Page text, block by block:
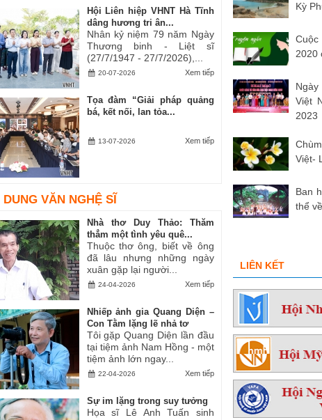
Hội Liên hiệp VHNT Hà Tĩnh
dâng hương tri ân...
Nhân kỷ niệm 79 năm Ngày
Thương binh - Liệt sĩ
(27/7/1947 - 27/7/2026),...
Xem tiếp
20-07-2026
Tọa đàm “Giải pháp quảng
bá, kết nối, lan tỏa...
Xem tiếp
13-07-2026
VĂN NGHỆ SĨ
Nhà thơ Duy Thảo: Thăm
thẳm một tình yêu quê...
Thuộc thơ ông, biết về ông
đã lâu nhưng những ngày
xuân gặp lại người...
Xem tiếp
24-04-2026
Nhiếp ảnh gia Quang Diện –
Con Tằm lặng lẽ nhả tơ
Tôi gặp Quang Diện lần đầu
tại tiệm ảnh Nam Hồng - một
tiệm ảnh lớn ngay...
Xem tiếp
22-04-2026
Sự im lặng trong suy tưởng
Họa sĩ Lê Anh Tuấn sinh
Kỳ
Cuộc
2020
Việt
2023
Việt-
Ban
thể
LIÊN KẾT